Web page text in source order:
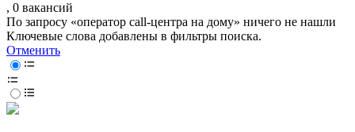
, 0 вакансий
По запросу «оператор call-центра на дому» ничего не нашли
Ключевые слова добавлены в фильтры поиска.
Отменить